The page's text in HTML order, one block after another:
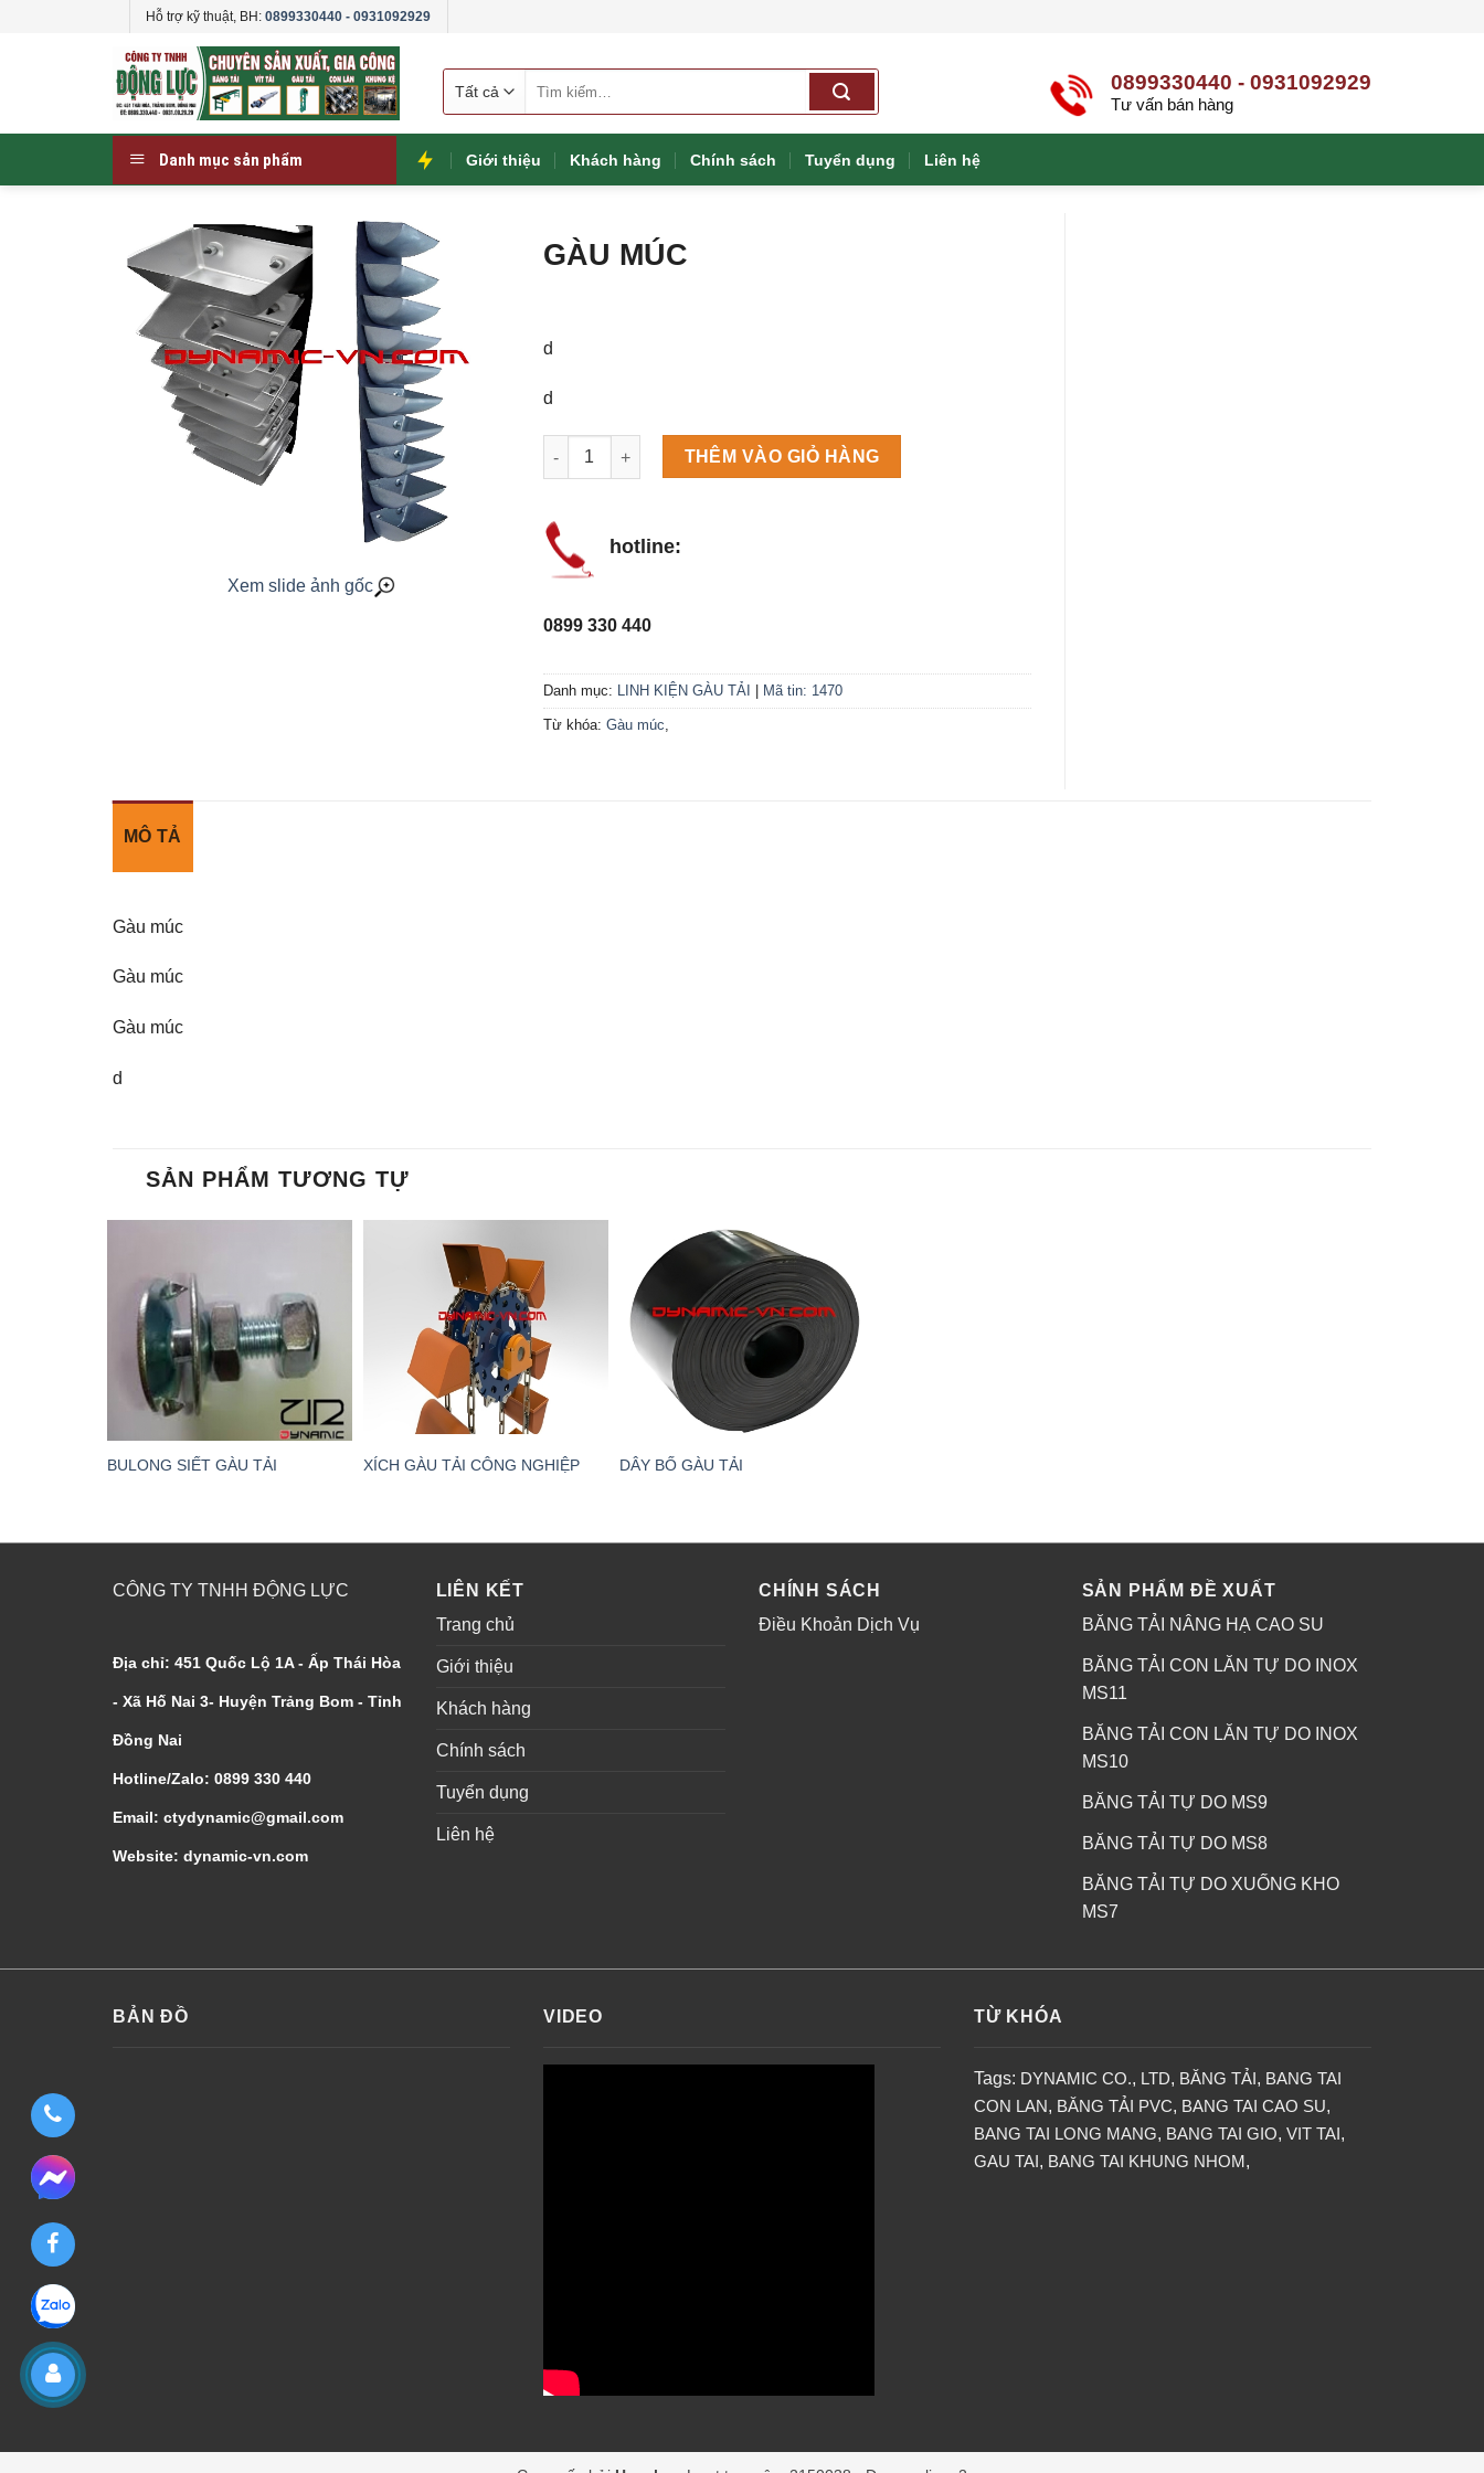
Hỗ trợ kỹ thuật, BH: 0899330440 - 0931092929
kiếm:
0899330440 - 0931092929
Tư vấn bán hàng
Danh mục sản phẩm Giới thiệu Khách hàng Chính sách Tuyển dụng Liên hệ
Xem slide ảnh gốc
GÀU MÚC
d
d
Máy làm đá viên Scotsman NW458AS số lượng
THÊM VÀO GIỎ HÀNG
hotline:
0899 330 440
Danh mục: LINH KIỆN GÀU TẢI Mã tin: 1470
Từ khóa: Gàu múc,
MÔ TẢ
Gàu múc
Gàu múc
Gàu múc
d
SẢN PHẨM TƯƠNG TỰ
BULONG SIẾT GÀU TẢI XÍCH GÀU TẢI CÔNG NGHIỆP DÂY BỐ GÀU TẢI
CÔNG TY TNHH ĐỘNG LỰC
Địa chỉ: 451 Quốc Lộ 1A - Ấp Thái Hòa
- Xã Hố Nai 3- Huyện Trảng Bom - Tỉnh
Đồng Nai
Hotline/Zalo: 0899 330 440
Email: ctydynamic@gmail.com
Website: dynamic-vn.com
LIÊN KẾT
Trang chủ
Giới thiệu
Khách hàng
Chính sách
Tuyển dụng
Liên hệ
CHÍNH SÁCH
Điều Khoản Dịch Vụ
SẢN PHẨM ĐỀ XUẤT
BĂNG TẢI NÂNG HẠ CAO SU
BĂNG TẢI CON LĂN TỰ DO INOX
MS11
BĂNG TẢI CON LĂN TỰ DO INOX
MS10
BĂNG TẢI TỰ DO MS9
BĂNG TẢI TỰ DO MS8
BĂNG TẢI TỰ DO XUỐNG KHO
MS7
BẢN ĐỒ VIDEO TỪ KHÓA
Tags: DYNAMIC CO., LTD, BĂNG TẢI, BANG TAI
CON LAN, BĂNG TẢI PVC, BANG TAI CAO SU,
BANG TAI LONG MANG, BANG TAI GIO, VIT TAI,
GAU TAI, BANG TAI KHUNG NHOM,